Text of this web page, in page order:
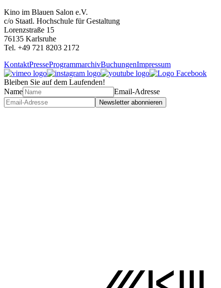
Kino im Blauen Salon e.V.
c/o Staatl. Hochschule für Gestaltung
Lorenzstraße 15
76135 Karlsruhe
Tel. +49 721 8203 2172
KontaktPresseProgrammarchivBuchungenImpressum
Bleiben Sie auf dem Laufenden!
Name
Email-Adresse
Newsletter abonnieren